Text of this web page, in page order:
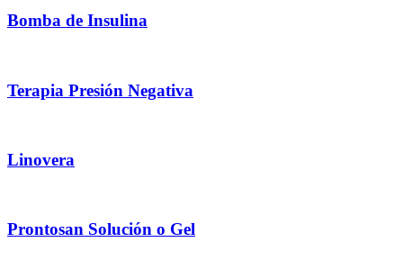
Bomba de Insulina
Terapia Presión Negativa
Linovera
Prontosan Solución o Gel